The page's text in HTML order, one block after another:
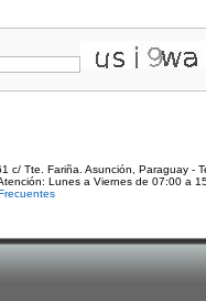
c/ Tte. Fariña. Asunción, Paraguay -
Lunes a Viernes de 07:00 a